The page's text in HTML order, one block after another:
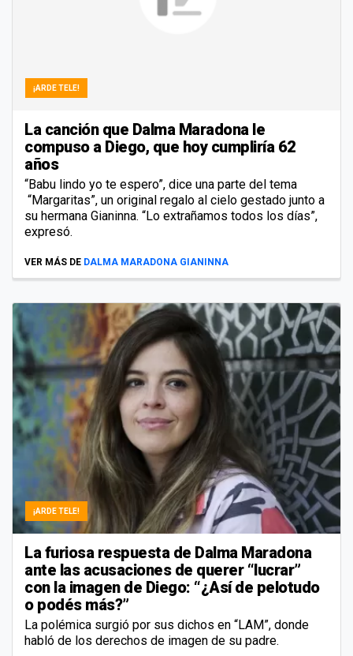
¡ARDE TELE!
La canción que Dalma Maradona le
compuso a Diego, que hoy cumpliría 62
años
“Babu lindo yo te espero”, dice una parte del tema
“Margaritas”, un original regalo al cielo gestado junto a
su hermana Gianinna. “Lo extrañamos todos los días”,
expresó.
VER MÁS DE DALMA MARADONA GIANINNA
¡ARDE TELE!
La furiosa respuesta de Dalma Maradona
ante las acusaciones de querer “lucrar”
con la imagen de Diego: “¿Así de pelotudo
o podés más?”
La polémica surgió por sus dichos en “LAM”, donde
habló de los derechos de imagen de su padre.